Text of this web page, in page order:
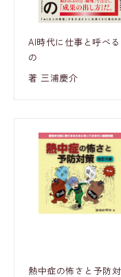
AI時代に仕事と呼べる
の
著 三浦慶介
熱中症の怖さと予防対